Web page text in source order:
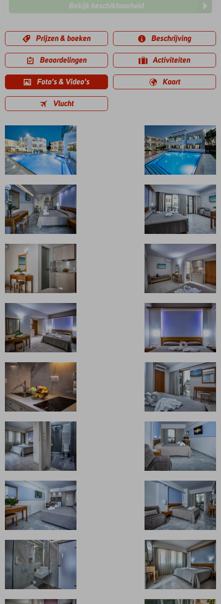
Bekijk beschikbaarheid
Prijzen & boeken Beschrijving
Beoordelingen Activiteiten
Foto's & Video's Kaart
Vlucht